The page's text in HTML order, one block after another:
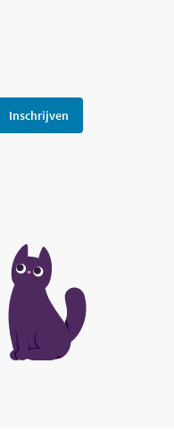
Inschrijven